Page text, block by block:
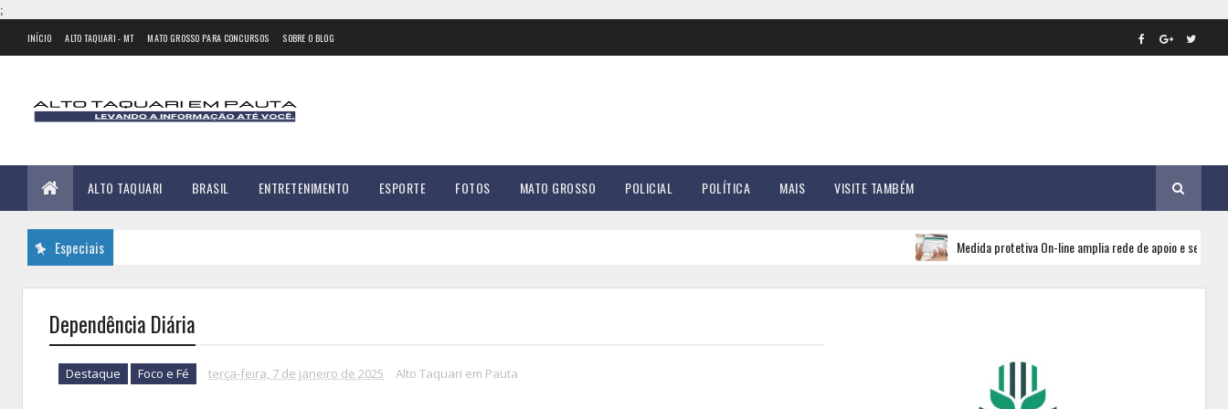
;
INÍCIO ALTO TAQUARI - MT MATO GROSSO PARA CONCURSOS SOBRE O BLOG
ALTO TAQUARI BRASIL ENTRETENIMENTO ESPORTE FOTOS MATO GROSSO POLICIAL POLÍTICA MAIS VISITE TAMBÉM
Especiais Medida protetiva On-line amplia rede de apoio e segurança
Dependência Diária
Destaque Foco e Fé terça-feira, 7 de janeiro de 2025 Alto Taquari em Pauta